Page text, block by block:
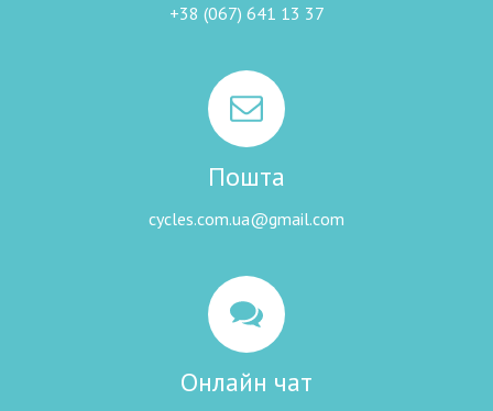
+38 (067) 641 13 37
Пошта
cycles.com.ua@gmail.com
Онлайн чат